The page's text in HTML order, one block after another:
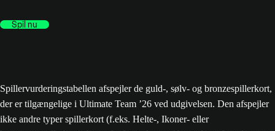
Spil nu
Spillervurderingstabellen afspejler de guld-, sølv- og bronzespillerkort,
der er tilgængelige i Ultimate Team ’26 ved udgivelsen. Den afspejler
ikke andre typer spillerkort (f.eks. Helte-, Ikoner- eller